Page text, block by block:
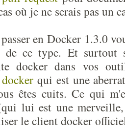
où je ne serais pas un
en Docker 1.3.0
de ce type. Et surtout
docker dans vos
qui est une
êtes cuits. Ce qui
lui est une
le client docker